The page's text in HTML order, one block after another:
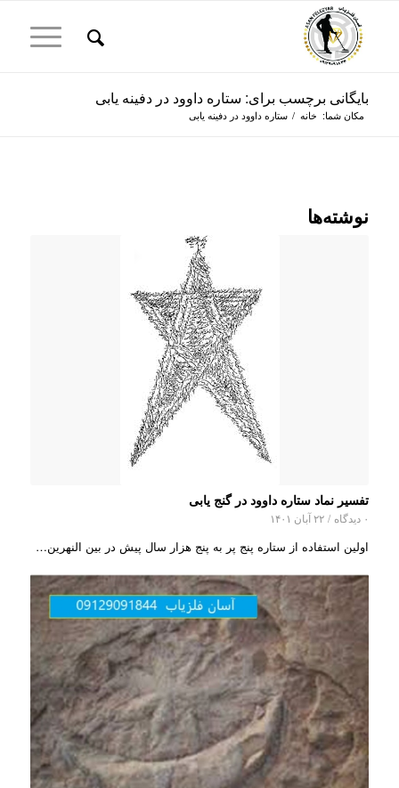
بایگانی برچسب برای: ستاره داوود در دفینه یابی
مکان شما: خانه / ستاره داوود در دفینه یابی
نوشته‌ها
تفسیر نماد ستاره داوود در گنج یابی
۰ دیدگاه / ۲۲ آبان ۱۴۰۱
اولین استفاده از ستاره پنج پر به پنج هزار سال پیش در بین‌ النهرین…